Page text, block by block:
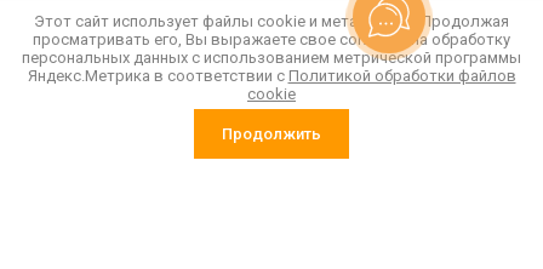
требуемого города.
Назад
Этот сайт использует файлы cookie и метаданные. Продолжая
просматривать его, Вы выражаете свое согласие на обработку
персональных данных с использованием метрической программы
Яндекс.Метрика в соответствии с Политикой обработки файлов
cookie
Продолжить